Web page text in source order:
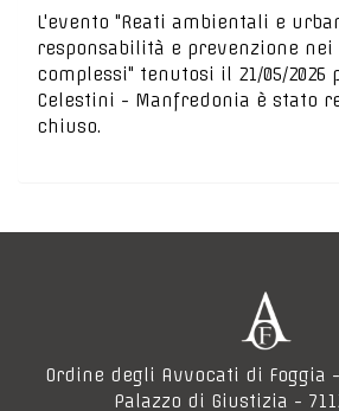
L'evento "Reati ambientali e
responsabilità e prevenzione
complessi" tenutosi il 21/05/2026
Celestini - Manfredonia è stato
chiuso.
Ordine degli Avvocati di Foggia
Palazzo di Giustizia -